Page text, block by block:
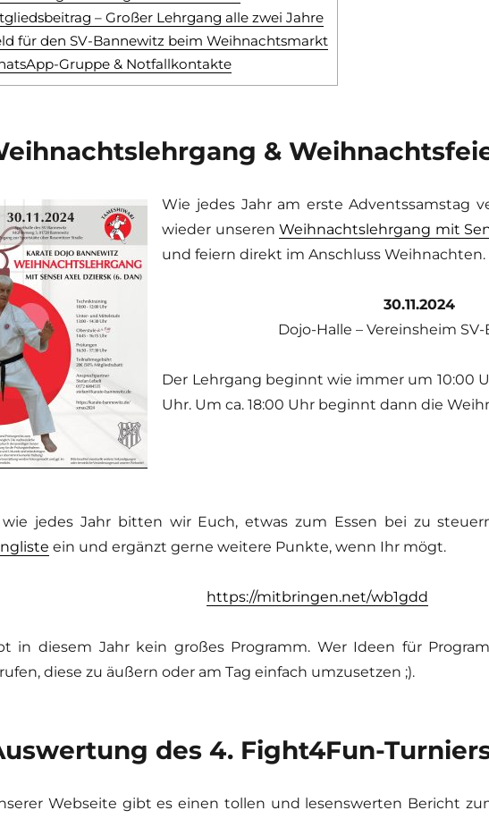
– Großer Lehrgang alle zwei Jahre
für den SV-Bannewitz beim Weihnachtsmarkt
Gruppe & Notfallkontakte
&
Wie jedes Jahr am erste Adventssamstag
wieder unserenWeihnachtslehrgang mit
und feiern direkt im Anschluss Weihnachten.
30.11.2024
Dojo-Halle – Vereinsheim
Der Lehrgang beginnt wie immer um 10:00
Uhr. Um ca. 18:00 Uhr beginnt dann die
jedes Jahr bitten wir Euch, etwas zum Essen bei zu
ein und ergänzt gerne weitere Punkte, wenn Ihr mögt.
https://mitbringen.net/wb1gdd
in diesem Jahr kein großes Programm. Wer Ideen für
diese zu äußern oder am Tag einfach umzusetzen ;).
des 4. Fight4Fun-
Webseite gibt es einen tollen und lesenswerten Bericht